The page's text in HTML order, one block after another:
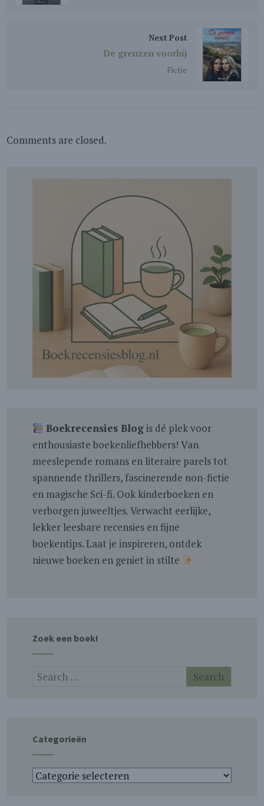
Next Post
De grenzen voorbij
Fictie
Comments are closed.
Boekrecensies Blogis dé plek voor
enthousiaste boekenliefhebbers! Van
meeslepende romans en literaire parels tot
spannende thrillers, fascinerende non-fictie
en magische Sci-fi. Ook kinderboeken en
verborgen juweeltjes. Verwacht eerlijke,
lekker leesbare recensies en fijne
boekentips. Laat je inspireren, ontdek
nieuwe boeken en geniet in stilte
Zoek een boek!
Categorieën
Categorieën